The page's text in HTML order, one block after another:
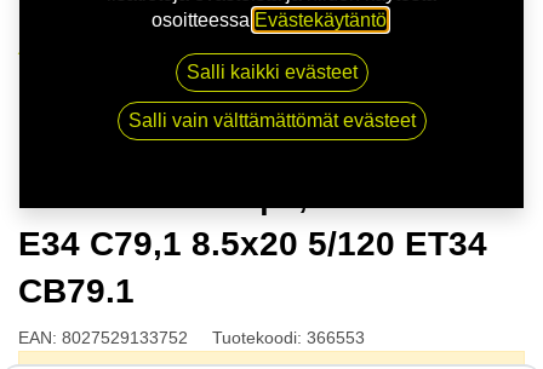
OZ HYPER GT | 8,5X20 5-120 E34 C79,1 8.5x20 5/120
ET34 CB79.1
E34 C79,1 8.5x20 5/120 ET34
CB79.1
EAN: 8027529133752 Tuotekoodi: 366553
osoitteessa Evästekäytäntö
Salli kaikki evästeet
Salli vain välttämättömät evästeet